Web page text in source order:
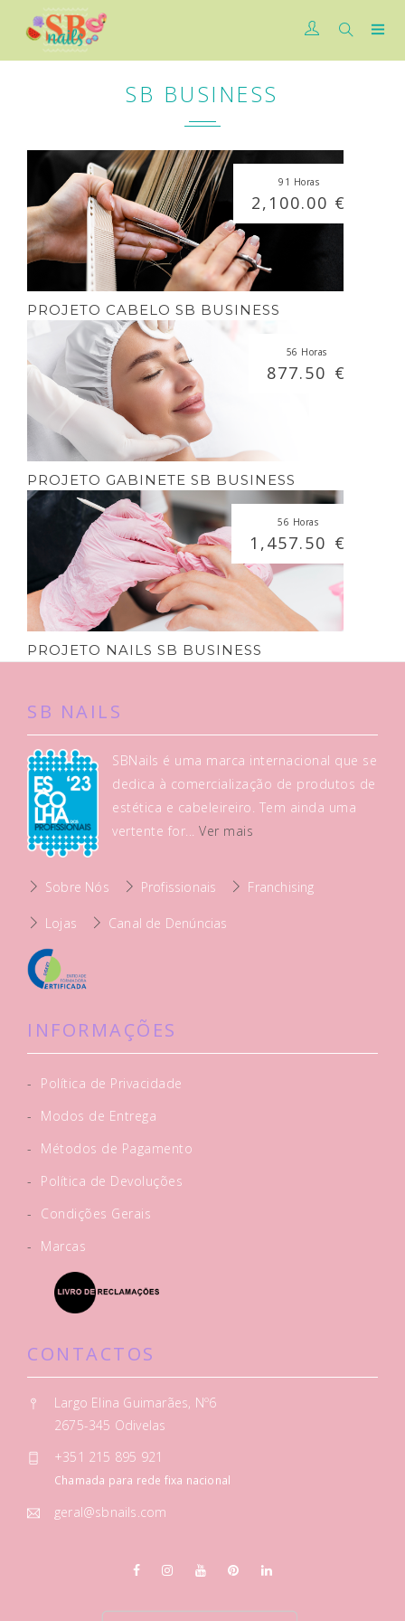
SB BUSINESS
91 Horas
2,100.00 €
PROJETO CABELO SB BUSINESS
56 Horas
877.50 €
PROJETO GABINETE SB BUSINESS
56 Horas
1,457.50 €
PROJETO NAILS SB BUSINESS
SB NAILS
SBNails é uma marca internacional que se
dedica à comercialização de produtos de
estética e cabeleireiro. Tem ainda uma
vertente for...Ver mais
Sobre Nós Profissionais Franchising
Lojas Canal de Denúncias
INFORMAÇÕES
-
Política de Privacidade
-
Modos de Entrega
-
Métodos de Pagamento
-
Política de Devoluções
-
Condições Gerais
-
Marcas
CONTACTOS
Largo Elina Guimarães, Nº6
2675-345 Odivelas
+351 215 895 921
Chamada para rede fixa nacional
geral@sbnails.com